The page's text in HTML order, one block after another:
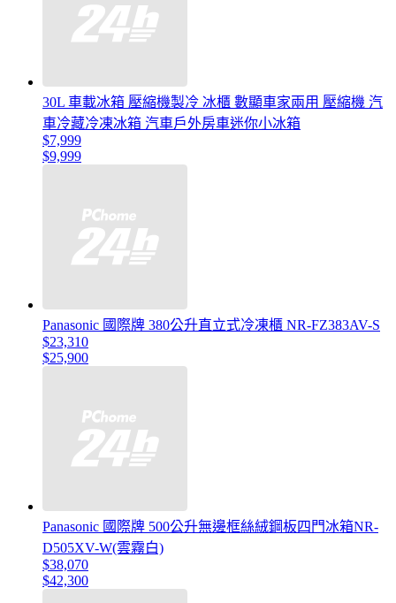
30L 車載冰箱 壓縮機製冷 冰櫃 數顯車家兩用 壓縮機 汽
車冷藏冷凍冰箱 汽車戶外房車迷你小冰箱
$7,999
$9,999
Panasonic 國際牌 380公升直立式冷凍櫃 NR-FZ383AV-S
$23,310
$25,900
Panasonic 國際牌 500公升無邊框絲絨鋼板四門冰箱NR-
D505XV-W(雲霧白)
$38,070
$42,300